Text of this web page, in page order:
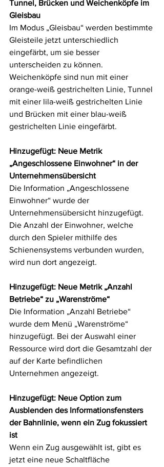
Tunnel, Brücken und Weichenköpfe im
Gleisbau
Im Modus „Gleisbau“ werden bestimmte
Gleisteile jetzt unterschiedlich
eingefärbt, um sie besser
unterscheiden zu können.
Weichenköpfe sind nun mit einer
orange-weiß gestrichelten Linie, Tunnel
mit einer lila-weiß gestrichelten Linie
und Brücken mit einer blau-weiß
gestrichelten Linie eingefärbt.
Hinzugefügt: Neue Metrik
„Angeschlossene Einwohner“ in der
Unternehmensübersicht
Die Information „Angeschlossene
Einwohner“ wurde der
Unternehmensübersicht hinzugefügt.
Die Anzahl der Einwohner, welche
durch den Spieler mithilfe des
Schienensystems verbunden wurden,
wird nun dort angezeigt.
Hinzugefügt: Neue Metrik „Anzahl
Betriebe“ zu „Warenströme“
Die Information „Anzahl Betriebe“
wurde dem Menü „Warenströme“
hinzugefügt. Bei der Auswahl einer
Ressource wird dort die Gesamtzahl der
auf der Karte befindlichen
Unternehmen angezeigt.
Hinzugefügt: Neue Option zum
Ausblenden des Informationsfensters
der Bahnlinie, wenn ein Zug fokussiert
ist
Wenn ein Zug ausgewählt ist, gibt es
jetzt eine neue Schaltfläche